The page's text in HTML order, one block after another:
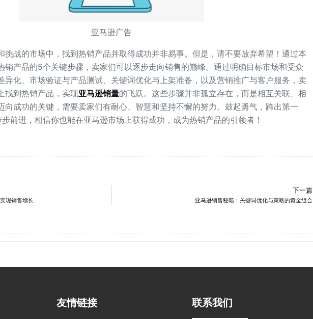
亚马逊广告
挑战的市场中，找到热销产品并取得成功并非易事。但是，请不要放弃希望！通过本
销产品的5个关键步骤，卖家们可以逐步走向销售的巅峰。通过明确目标市场和受众
异化、市场验证与产品测试、关键词优化与上架准备，以及营销推广与客户服务，卖
找到热销产品，实现亚马逊销量的飞跃。这些步骤并非孤立存在，而是相互关联、相
向成功的关键，需要卖家们有耐心、智慧和坚持不懈的努力。鼓起勇气，跨出第一
前进，相信你也能在亚马逊市场上获得成功，成为热销产品的引领者！
现销售增长
下一篇
亚马逊销售秘籍：关键词优化与策略的黄金组合
友情链接 联系我们